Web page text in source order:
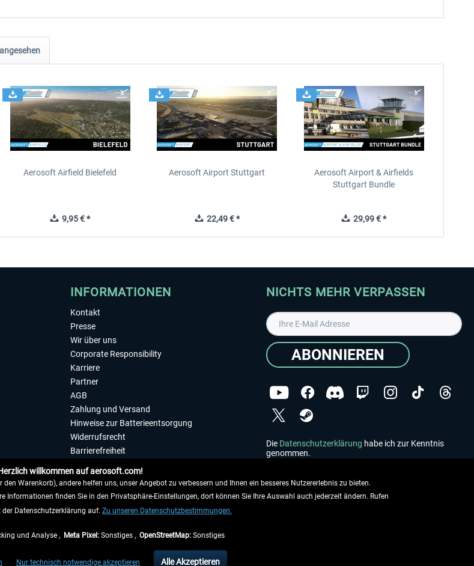
Aerosoft Airfield Bielefeld
9,95 € *
Aerosoft Airport Stuttgart
22,49 € *
Aerosoft Airport & Airfields
Stuttgart Bundle
29,99 € *
INFORMATIONEN
Kontakt
Presse
Wir über uns
Corporate Responsibility
Karriere
Partner
AGB
Zahlung und Versand
Hinweise zur Batterieentsorgung
Widerrufsrecht
Barrierefreiheit
Impressum
NICHTS MEHR VERPASSEN
ABONNIEREN
Die Datenschutzerklärung habe ich zur Kenntnis
genommen.
, wenn nicht anders beschrieben.
willkommen auf aerosoft.com!
Warenkorb), andere helfen uns, unser Angebot zu verbessern und Ihnen ein besseres Nutzererlebnis zu bieten.
Informationen finden Sie in den Privatsphäre-Einstellungen, dort können Sie Ihre Auswahl auch jederzeit ändern. Rufen
Datenschutzerklärung auf. Zu unseren Datenschutzbestimmungen.
und Analyse , Meta Pixel: Sonstiges , OpenStreetMap: Sonstiges
Nur technisch notwendige akzeptieren Alle Akzeptieren